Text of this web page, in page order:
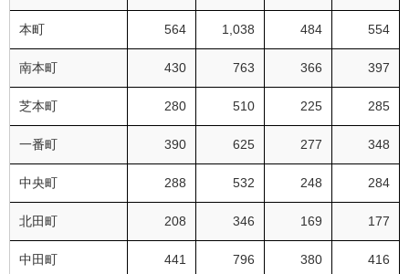
本町 564 1,038 484 554
南本町 430 763 366 397
芝本町 280 510 225 285
一番町 390 625 277 348
中央町 288 532 248 284
北田町 208 346 169 177
中田町 441 796 380 416